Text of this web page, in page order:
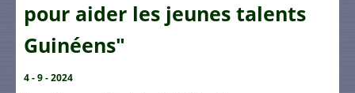
pour aider les jeunes talents
Guinéens"
4 - 9 - 2024